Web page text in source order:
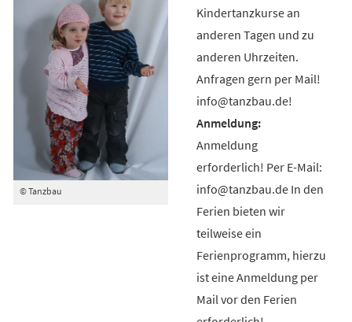
© Tanzbau
Kindertanzkurse an
anderen Tagen und zu
anderen Uhrzeiten.
Anfragen gern per Mail!
info@tanzbau.de!
Anmeldung
erforderlich! Per E-Mail:
info@tanzbau.de In den
Ferien bieten wir
teilweise ein
Ferienprogramm, hierzu
ist eine Anmeldung per
Mail vor den Ferien